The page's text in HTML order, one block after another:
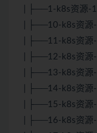
| ├──1-k8s资源-
| ├──10-k8s资源
| ├──11-k8s资源
| ├──12-k8s资源
| ├──13-k8s资源
| ├──14-k8s资源
| ├──15-k8s资源
| ├──16-k8s资源